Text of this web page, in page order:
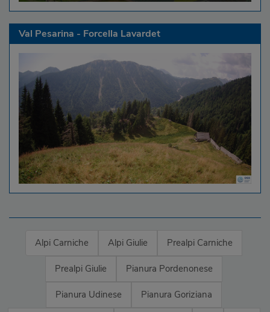
Val Pesarina - Forcella Lavardet
Alpi Carniche Alpi Giulie Prealpi Carniche
Prealpi Giulie Pianura Pordenonese
Pianura Udinese Pianura Goriziana